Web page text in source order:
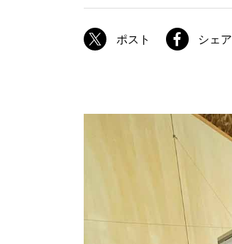
加工技術
ATELIER MOKUBAの一枚板×異素材
ポスト シェア